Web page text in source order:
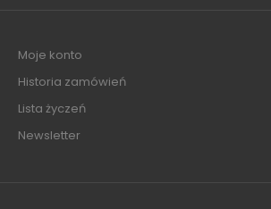
Moje konto
Historia zamówień
Lista życzeń
Newsletter